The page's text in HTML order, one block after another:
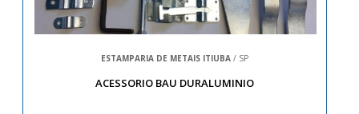
ESTAMPARIA DE METAIS ITIUBA / SP
ACESSORIO BAU DURALUMINIO